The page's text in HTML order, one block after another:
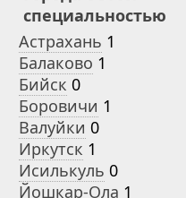
специальностью
Астрахань 1
Балаково 1
Бийск 0
Боровичи 1
Валуйки 0
Иркутск 1
Исилькуль 0
Йошкар-Ола 1